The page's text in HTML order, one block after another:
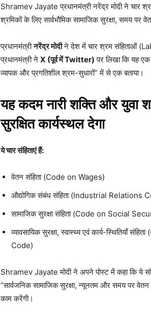
Shramev Jayate प्रधानमंत्री नरेंद्र मोदी ने चार
श्रमिकों के लिए सार्वभौमिक सामाजिक सुरक्षा, समय
प्रधानमंत्रीनरेंद्र मोदीने देश में चार श्रम संहिताओं
प्रधानमंत्री ने X (पूर्व में Twitter) पर लिखा कि यह
व्यापक और प्रगतिशील श्रम-सुधारों” में से एक बताया।
यह कदम नारी शक्ति और युवा
सुरक्षित कार्यस्थल देगा
ये चार संहिताएं हैं:
वेतन संहिता (Code on Wages)
औद्योगिक संबंध संहिता (Industrial Relations
सामाजिक सुरक्षा संहिता (Code on Social
व्यावसायिक सुरक्षा, स्वास्थ्य एवं कार्य-
Code)
Shramev Jayate मोदी ने अपने पोस्ट में कहा कि ये
“सार्वजनिक सामाजिक सुरक्षा, न्यूनतम और समय पर
काम करेंगी।